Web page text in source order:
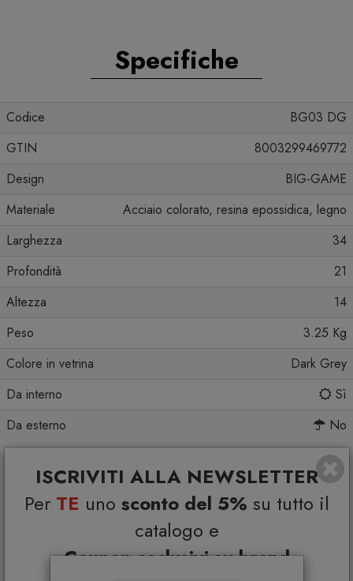
ISCRIVITI ALLA NEWSLETTER
Per TE uno sconto del 5% su tutto il
catalogo e
Coupon esclusivi su brand
Specifiche
Codice
BG03 DG
GTIN
8003299469772
Design
BIG-GAME
Materiale
Acciaio colorato, resina epossidica, legno
Larghezza
34
Profondità
21
Altezza
14
Peso
3.25 Kg
Colore in vetrina
Dark Grey
Da interno
Sì
Da esterno
No
Ti potrebbe interessare